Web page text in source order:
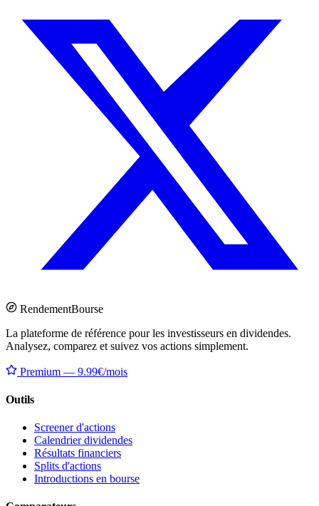
RendementBourse
La plateforme de référence pour les investisseurs en dividendes.
Analysez, comparez et suivez vos actions simplement.
Premium — 9.99€/mois
Outils
Screener d'actions
Calendrier dividendes
Résultats financiers
Splits d'actions
Introductions en bourse